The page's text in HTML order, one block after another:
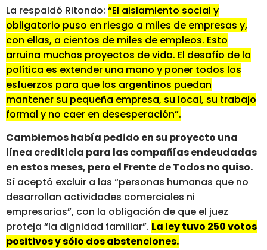
La respaldó Ritondo: “El aislamiento social y
obligatorio puso en riesgo a miles de empresas y,
con ellas, a cientos de miles de empleos. Esto
arruina muchos proyectos de vida. El desafío de la
política es extender una mano y poner todos los
esfuerzos para que los argentinos puedan
mantener su pequeña empresa, su local, su trabajo
formal y no caer en desesperación”.
Cambiemos había pedido en su proyecto una
línea crediticia para las compañías endeudadas
en estos meses, pero el Frente de Todos no quiso.
Sí aceptó excluir a las “personas humanas que no
desarrollan actividades comerciales ni
empresarias”, con la obligación de que el juez
proteja “la dignidad familiar”. La ley tuvo 250 votos
positivos y sólo dos abstenciones.